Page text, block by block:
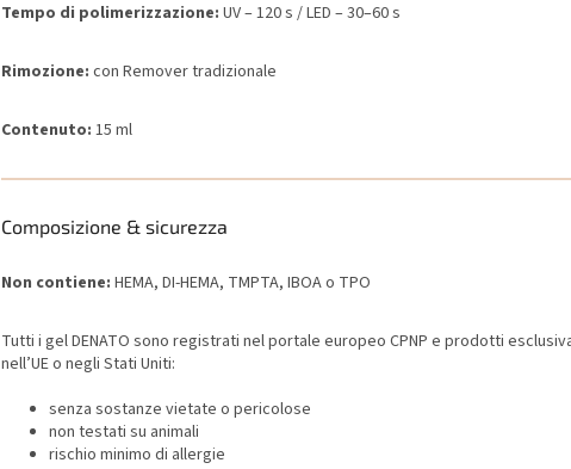
Tempo di polimerizzazione: UV – 120 s / LED – 30–60 s
Rimozione: con Remover tradizionale
Contenuto: 15 ml
Composizione & sicurezza
Non contiene: HEMA, DI-HEMA, TMPTA, IBOA o TPO
Tutti i gel DENATO sono registrati nel portale europeo CPNP e prodotti
nell’UE o negli Stati Uniti:
senza sostanze vietate o pericolose
non testati su animali
rischio minimo di allergie